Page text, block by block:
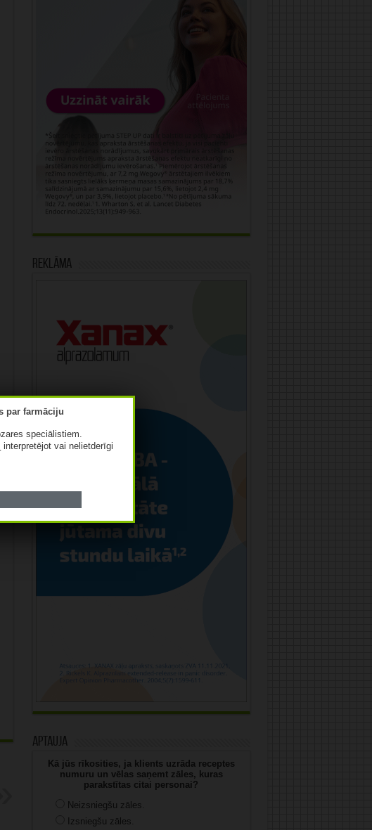
Reklāma
Aptauja
Kā jūs rīkosities, ja klients uzrāda receptes
numuru un vēlas saņemt zāles, kuras
parakstītas citai personai?
Neizsniegšu zāles.
Izsniegšu zāles.
speciālistiem.
interpretējot vai nelietderīgi